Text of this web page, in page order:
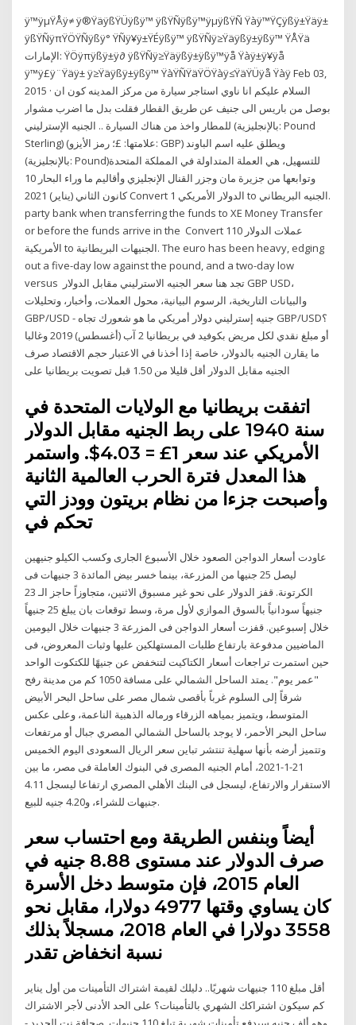
ÿ™ÿµŸÅÿ≠ ÿ®ŸäÿßŸÜÿßÿ™ ÿßŸÑÿßÿ™ÿµÿßŸÑ Ÿàÿ™ŸÇÿßÿ±Ÿäÿ±
ÿßŸÑÿπŸÖŸÑÿßÿ° ŸÑÿ¥ÿ±ŸÉÿßÿ™ ÿßŸÑÿ≥Ÿäÿßÿ±ÿßÿ™ ŸÅŸä
الإمارات: ŸÖÿπÿßÿ±ÿ∂ ÿßŸÑÿ≥Ÿäÿßÿ±ÿßÿ™ÿå Ÿàÿ±ÿ¥ÿå
ÿ™ÿ£ÿ¨Ÿäÿ± ÿ≥Ÿäÿßÿ±ÿßÿ™ ŸàŸÑŸäŸÖŸàÿ≤ŸäŸÜÿå Ÿàÿ Feb 03,
2015 · السلام عليكم انا ناوي استاجر سيارة من مركز المدينه كون ان
بوصل من باريس الى جنيف عن طريق القطار فقلت بدل ما اضرب مشوار
للمطار واخذ من هناك السيارة .. الجنيه الإسترليني (بالإنجليزية: Pound
Sterling)‏ (علامتها: £؛ رمز الأيزو: GBP) ويطلق عليه اسم الباوند
(بالإنجليزية: Pound)‏ للتسهيل، هي العملة المتداولة في المملكة المتحدة
وتوابعها من جزيرة مان وجزر القنال الإنجليزي وأقاليم ما وراء البحار 10
كانون الثاني (يناير) 2021 Convert 1 الدولار الأمريكي to الجنيه البريطاني.
party bank when transferring the funds to XE Money Transfer
or before the funds arrive in the Convert 110 عملات الدولار
الأمريكية to الجنيهات البريطانية. The euro has been heavy, edging
out a five-day low against the pound, and a two-day low
versus تجد هنا سعر الجنيه الاسترليني مقابل الدولار GBP USD،
والبيانات التاريخية، الرسوم البيانية، محول العملات، وأخبار، وتحليلات
GBP/USD - جنيه إسترليني دولار أمريكي ما هو شعورك تجاه GBP/USD؟
أو مبلغ نقدي لكل مريض بكوفيد في بريطانيا 2 آب (أغسطس) 2019 وغالبا
ما يقارن الجنيه بالدولار، خاصة إذا أخذنا في الاعتبار حجم الاقتصاد صرف
اتفقت بريطانيا مع الولايات المتحدة في
سنة 1940 على ربط الجنيه مقابل الدولار
الأمريكي عند سعر 1£ = 4.03$. واستمر
هذا المعدل فترة الحرب العالمية الثانية
وأصبحت جزءا من نظام بريتون وودز التي
تحكم في
عاودت أسعار الدواجن الصعود خلال الأسبوع الجارى وكسب الكيلو جنيهين
ليصل 25 جنيها من المزرعة، بينما خسر بيض المائدة 3 جنيهات فى
الكرتونة. قفز الدولار على نحو غير مسبوق الاثنين، متجاوزاً حاجز الـ 23
جنيهاً سودانياً بالسوق الموازي لأول مرة، وسط توقعات بان يبلغ 25 جنيهاً
خلال إسبوعين. قفزت أسعار الدواجن فى المزرعة 3 جنيهات خلال اليومين
الماضيين مدفوعة بارتفاع طلبات المستهلكين عليها وثبات المعروض، فى
حين استمرت تراجعات أسعار الكتاكيت لتنخفض عن جنيهًا للكتكوت الواحد
"عمر يوم". يمتد الساحل الشمالي على مسافة 1050 كم من مدينة رفح
شرقاً إلى السلوم غرباً بأقصى شمال مصر على ساحل البحر الأبيض
المتوسط، ويتميز بمياهه الزرقاء ورماله الذهبية الناعمة، وعلى عكس
ساحل البحر الأحمر، لا يوجد بالساحل الشمالي المصري جبال أو مرتفعات
وتتميز أرضه بأنها سهلية تنتشر تباين سعر الريال السعودى اليوم الخميس
21-1-2021، أمام الجنيه المصرى في البنوك العاملة فى مصر، ما بين
الاستقرار والارتفاع، ليسجل فى البنك الأهلي المصري ارتفاعا ليسجل 4.11
جنيهات للشراء، و4.20 جنيه للبيع.
أيضاً وبنفس الطريقة ومع احتساب سعر
صرف الدولار عند مستوى 8.88 جنيه في
العام 2015، فإن متوسط دخل الأسرة
كان يساوي وقتها 4977 دولارا، مقابل نحو
3558 دولارا في العام 2018، مسجلاً بذلك
نسبة انخفاض تقدر
أقل مبلغ 110 جنيهات شهريًا.. دليلك لقيمة اشتراك التأمينات من أول يناير
كم سيكون اشتراكك الشهري بالتأمينات؟ على الحد الأدنى لأجر الاشتراك